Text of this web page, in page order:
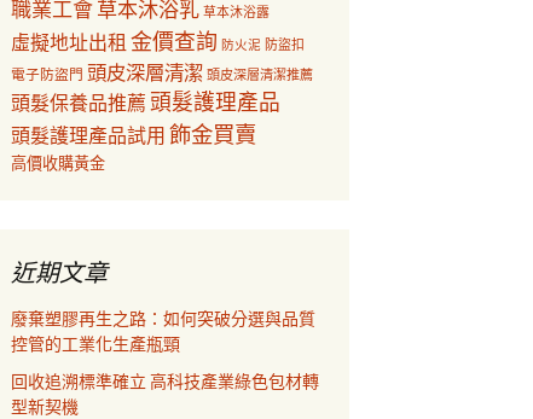
職業工會草本沐浴乳 草本沐浴露
虛擬地址出租 金價查詢 防火泥 防盜扣
電子防盜門 頭皮深層清潔 頭皮深層清潔推薦
頭髮保養品推薦 頭髮護理產品
頭髮護理產品試用 飾金買賣
高價收購黃金
近期文章
廢棄塑膠再生之路：如何突破分選與品質
控管的工業化生產瓶頸
回收追溯標準確立 高科技產業綠色包材轉
型新契機